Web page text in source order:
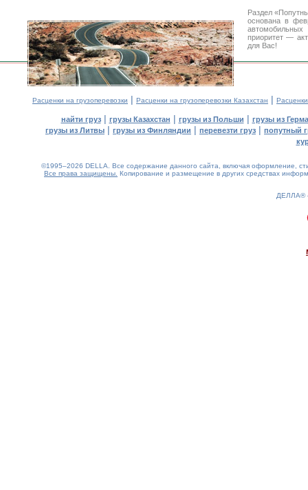
Раздел
основана в
приоритет —
для Вас!
Расценки на грузоперевозки | Расценки на грузоперевозки Казахстан |
найти груз| грузы Казахстан | грузы из Польши | грузы из
грузы из Литвы | грузы из Финляндии | перевезти груз | попутный
©1995–2026 DELLA. Все содержание данного сайта, включая оформление,
Все права защищены. Копирование и размещение в других средствах